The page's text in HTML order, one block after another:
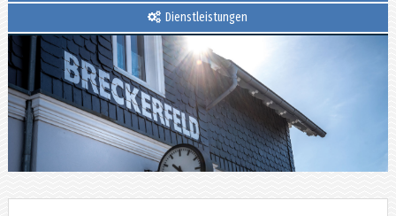
Dienstleistungen